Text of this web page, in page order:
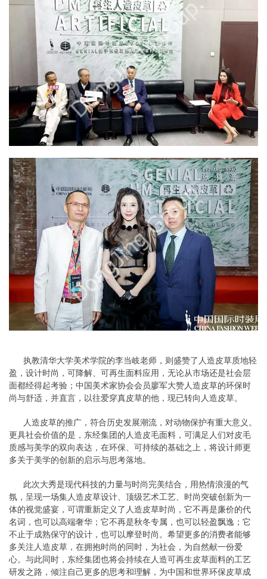
执教清华大学美术学院的李当岐老师，则盛赞了人造皮草质地轻
盈，设计时尚，可降解、可再生面料应用，无论从市场还是社会层
面都经得起考验；中国美术家协会会员廖军大赞人造皮草的环保时
尚与舒适，并直言，以往爱穿真皮草的他，现已转向人造皮草。
人造皮草的推广，符合历史发展潮流，对动物保护有重大意义。
更具社会价值的是，东经集团的人造皮毛面料，可满足人们对皮毛
质感与美学的双向表达，在环保、可持续的基础之上，将设计师更
多关于美学的创新的启示与思考落地。
此次大秀是现代科技的力量与时尚完美结合，用热情浪漫的气
氛，呈现一场集人造皮草设计、顶级艺术工艺、时尚突破创新为一
体的视觉盛宴，可谓重新定义了人造皮草时尚，它不再是廉价的代
名词，也可以高端奢华；它不再是秋冬专属，也可以轻盈飘逸；它
不止于成熟保守的设计，也可以摩登时尚。希望更多的消费者能够
多关注人造皮草，在拥抱时尚的同时，为社会，为自然献一份爱
心。与此同时，东经集团也将会持续在人造可再生皮草面料的工艺
研发之路，倾注自己更多的思考和理解，为中国和世界环保皮草成